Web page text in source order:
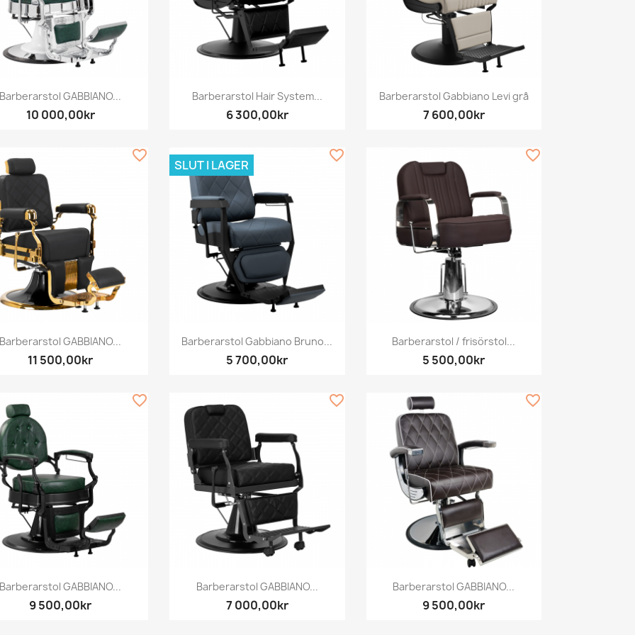
Snabbvy
Barberarstol GABBIANO...
10 000,00kr
Snabbvy
Barberarstol Hair System...
6 300,00kr
Snabbvy
Barberarstol Gabbiano Levi grå
7 600,00kr
Snabbvy
Barberarstol GABBIANO...
11 500,00kr
favorite_border
Snabbvy
Barberarstol Gabbiano Bruno...
5 700,00kr
SLUT I LAGER
favorite_border
Snabbvy
Barberarstol / frisörstol...
5 500,00kr
favorite_border
Snabbvy
Barberarstol GABBIANO...
9 500,00kr
favorite_border
Snabbvy
Barberarstol GABBIANO...
7 000,00kr
favorite_border
Snabbvy
Barberarstol GABBIANO...
9 500,00kr
favorite_border